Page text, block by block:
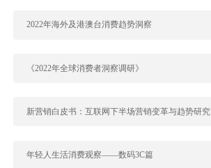
2022年海外及港澳台消费趋势洞察
《2022年全球消费者洞察调研》
新营销白皮书：互联网下半场营销变革与趋势研究
年轻人生活消费观察——数码3C篇